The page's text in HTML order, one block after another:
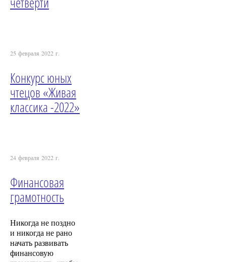
25 февраля 2022 г.
Конкурс юных
чтецов «Живая
классика -2022»
24 февраля 2022 г.
Финансовая
грамотность
Никогда не поздно
и никогда не рано
начать развивать
финансовую